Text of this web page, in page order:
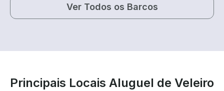
Ver Todos os Barcos
Principais Locais Aluguel de Veleiro